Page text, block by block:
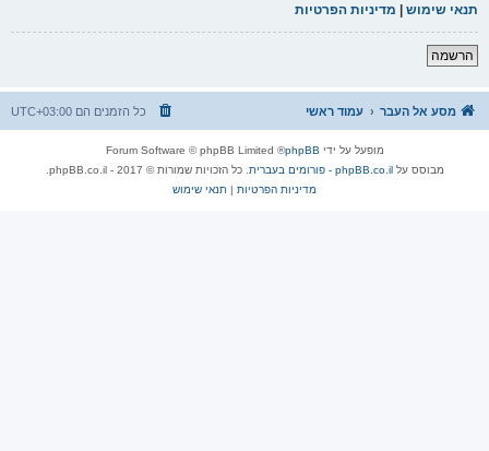
תנאי שימוש | מדיניות הפרטיות
הרשמה
מסע אל העבר עמוד ראשי כל הזמנים הם UTC+03:00
מופעל על ידי phpBB
® Forum Software © phpBB Limited
מבוסס עלphpBB.co.il - פורומים בעברית
. כל הזכויות שמורות © 2017 - phpBB.co.il.
מדיניות הפרטיות | תנאי שימוש